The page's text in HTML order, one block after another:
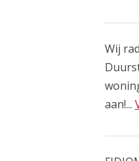
Wij
aan!...